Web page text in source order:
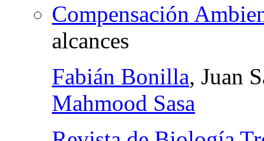
Compensación
alcances
Fabián Bonilla, Juan
Mahmood Sasa